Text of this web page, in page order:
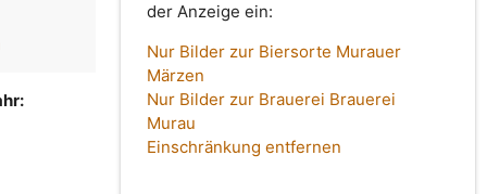
der Anzeige ein:
Nur Bilder zur Biersorte Murauer
Märzen
Nur Bilder zur Brauerei Brauerei
Murau
Einschränkung entfernen